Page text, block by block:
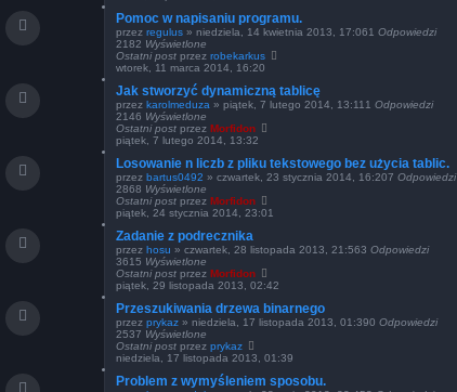
Pomoc w napisaniu programu.
przez regulus » niedziela, 14 kwietnia 2013, 17:061 Odpowiedzi
2182 Wyświetlone
Ostatni post przez robekarkus
wtorek, 11 marca 2014, 16:20
Jak stworzyć dynamiczną tablicę
przez karolmeduza » piątek, 7 lutego 2014, 13:11 1 Odpowiedzi
2146 Wyświetlone
Ostatni post przez Morfidon
piątek, 7 lutego 2014, 13:32
Losowanie n liczb z pliku tekstowego bez użycia tablic.
przez bartus0492 » czwartek, 23 stycznia 2014, 16:207 Odpowiedzi
2868 Wyświetlone
Ostatni post przez Morfidon
piątek, 24 stycznia 2014, 23:01
Zadanie z podrecznika
przez hosu » czwartek, 28 listopada 2013, 21:563 Odpowiedzi
3615 Wyświetlone
Ostatni post przez Morfidon
piątek, 29 listopada 2013, 02:42
Przeszukiwania drzewa binarnego
przez prykaz » niedziela, 17 listopada 2013, 01:390 Odpowiedzi
2537 Wyświetlone
Ostatni post przez prykaz
niedziela, 17 listopada 2013, 01:39
Problem z wymyśleniem sposobu.